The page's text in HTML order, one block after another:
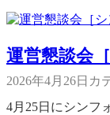
運営懇談会
2026年4月26日 カ
4月25日にシンフ